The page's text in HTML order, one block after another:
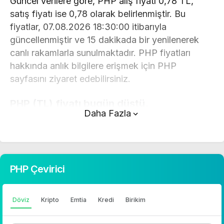
satış fiyatı ise 0,78 olarak belirlenmiştir. Bu
fiyatlar, 07.08.2026 18:30:00 itibarıyla
güncellenmiştir ve 15 dakikada bir yenilenerek
canlı rakamlarla sunulmaktadır. PHP fiyatları
hakkında anlık bilgilere erişmek için PHP
sayfasını ziyaret edebilirsiniz.
göstermiştir..
yer alan çevirici aracını kullanarak mevcut fiyatlar
üzerinden hızlı ve kolay bir şekilde çevirme
Daha Fazla
PHP Çevirici
Döviz Kripto Emtia Kredi Birikim